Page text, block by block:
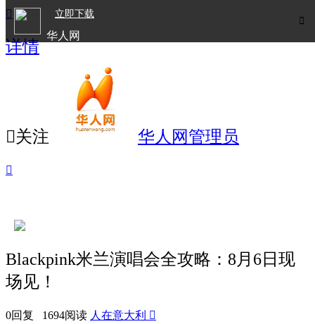

立即下载
华人网

详情
关注 华人网管理员

Blackpink米兰演唱会全攻略：8月6日现
场见！
0回复 1694阅读 人在意大利 